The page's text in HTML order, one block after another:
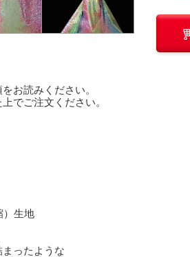
お読みください。
でご注文ください。
）生地
ったような